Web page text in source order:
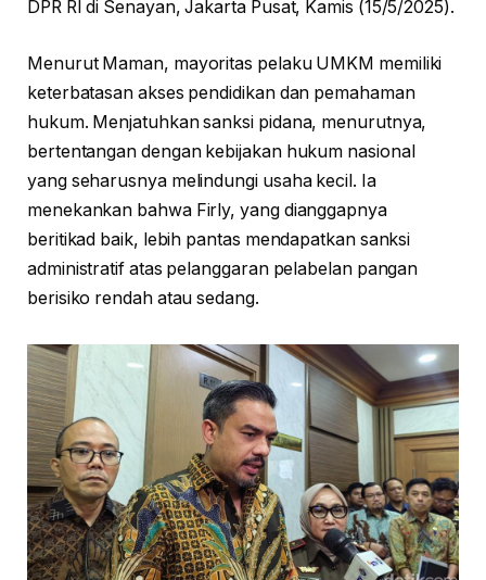
DPR RI di Senayan, Jakarta Pusat, Kamis (15/5/2025).
Menurut Maman, mayoritas pelaku UMKM memiliki
keterbatasan akses pendidikan dan pemahaman
hukum. Menjatuhkan sanksi pidana, menurutnya,
bertentangan dengan kebijakan hukum nasional
yang seharusnya melindungi usaha kecil. Ia
menekankan bahwa Firly, yang dianggapnya
beritikad baik, lebih pantas mendapatkan sanksi
administratif atas pelanggaran pelabelan pangan
berisiko rendah atau sedang.